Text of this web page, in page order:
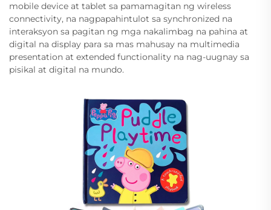
mobile device at tablet sa pamamagitan ng wireless
connectivity, na nagpapahintulot sa synchronized na
interaksyon sa pagitan ng mga nakalimbag na pahina at
digital na display para sa mas mahusay na multimedia
presentation at extended functionality na nag-uugnay sa
pisikal at digital na mundo.